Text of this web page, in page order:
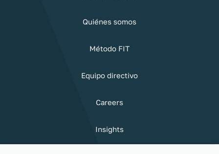
Quiénes somos
Método FIT
Equipo directivo
Careers
Insights